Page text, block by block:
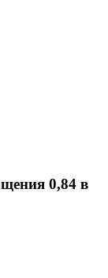
0,84 в